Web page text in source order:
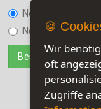
Newsletter
Newsletter
🍪
Wir
oft
Zugriffe